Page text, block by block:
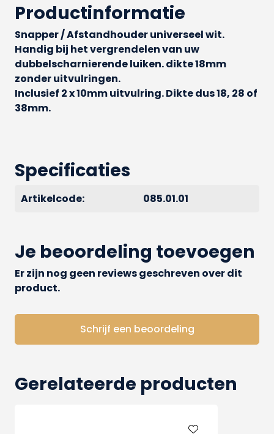
Productinformatie
Snapper / Afstandhouder universeel wit.
Handig bij het vergrendelen van uw
dubbelscharnierende luiken. dikte 18mm
zonder uitvulringen.
Inclusief 2 x 10mm uitvulring. Dikte dus 18, 28 of
38mm.
Specificaties
Artikelcode: 085.01.01
Je beoordeling toevoegen
Er zijn nog geen reviews geschreven over dit
product.
Schrijf een beoordeling
Gerelateerde producten